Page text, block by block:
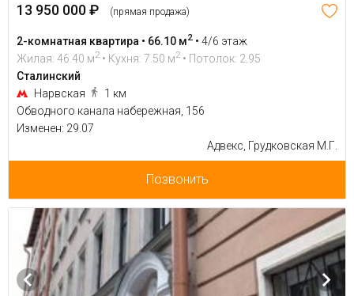
13 950 000 ₽ (прямая продажа)
2-комнатная квартира • 66.10 м2 • 4/6 этаж
Жилая: 46.40 м2 • Кухня: 7.50 м2 • Потолок: 2.95
Сталинский
Нарвская
1 км
Обводного канала набережная, 156
Изменен: 29.07
Адвекс, Грудковская М.Г.
Позвонить